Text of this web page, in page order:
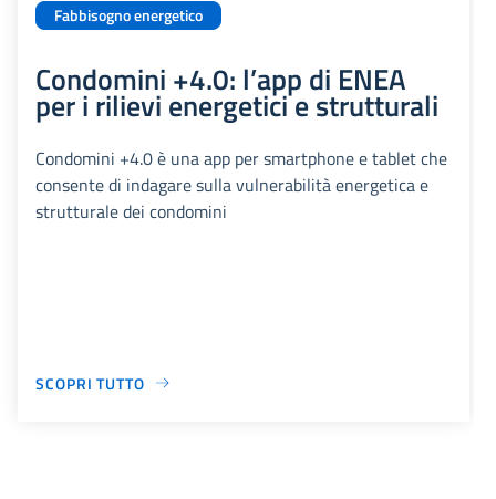
Fabbisogno energetico
Condomini +4.0: l’app di ENEA
per i rilievi energetici e strutturali
Condomini +4.0 è una app per smartphone e tablet che
consente di indagare sulla vulnerabilità energetica e
strutturale dei condomini
SCOPRI TUTTO